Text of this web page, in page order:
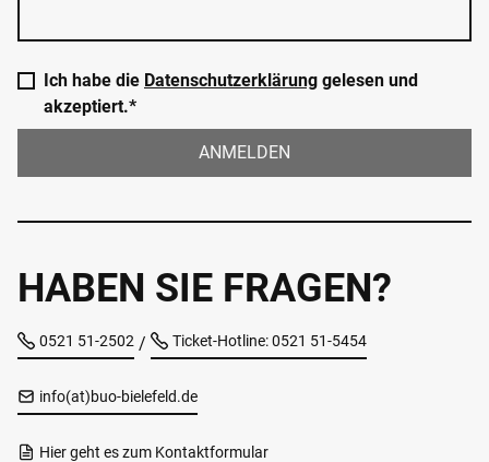
Ich habe die Datenschutzerklärung gelesen und
akzeptiert.*
ANMELDEN
HABEN SIE FRAGEN?
0521 51-2502 / Ticket-Hotline: 0521 51-5454
info(at)buo-bielefeld.de
Hier geht es zum Kontaktformular